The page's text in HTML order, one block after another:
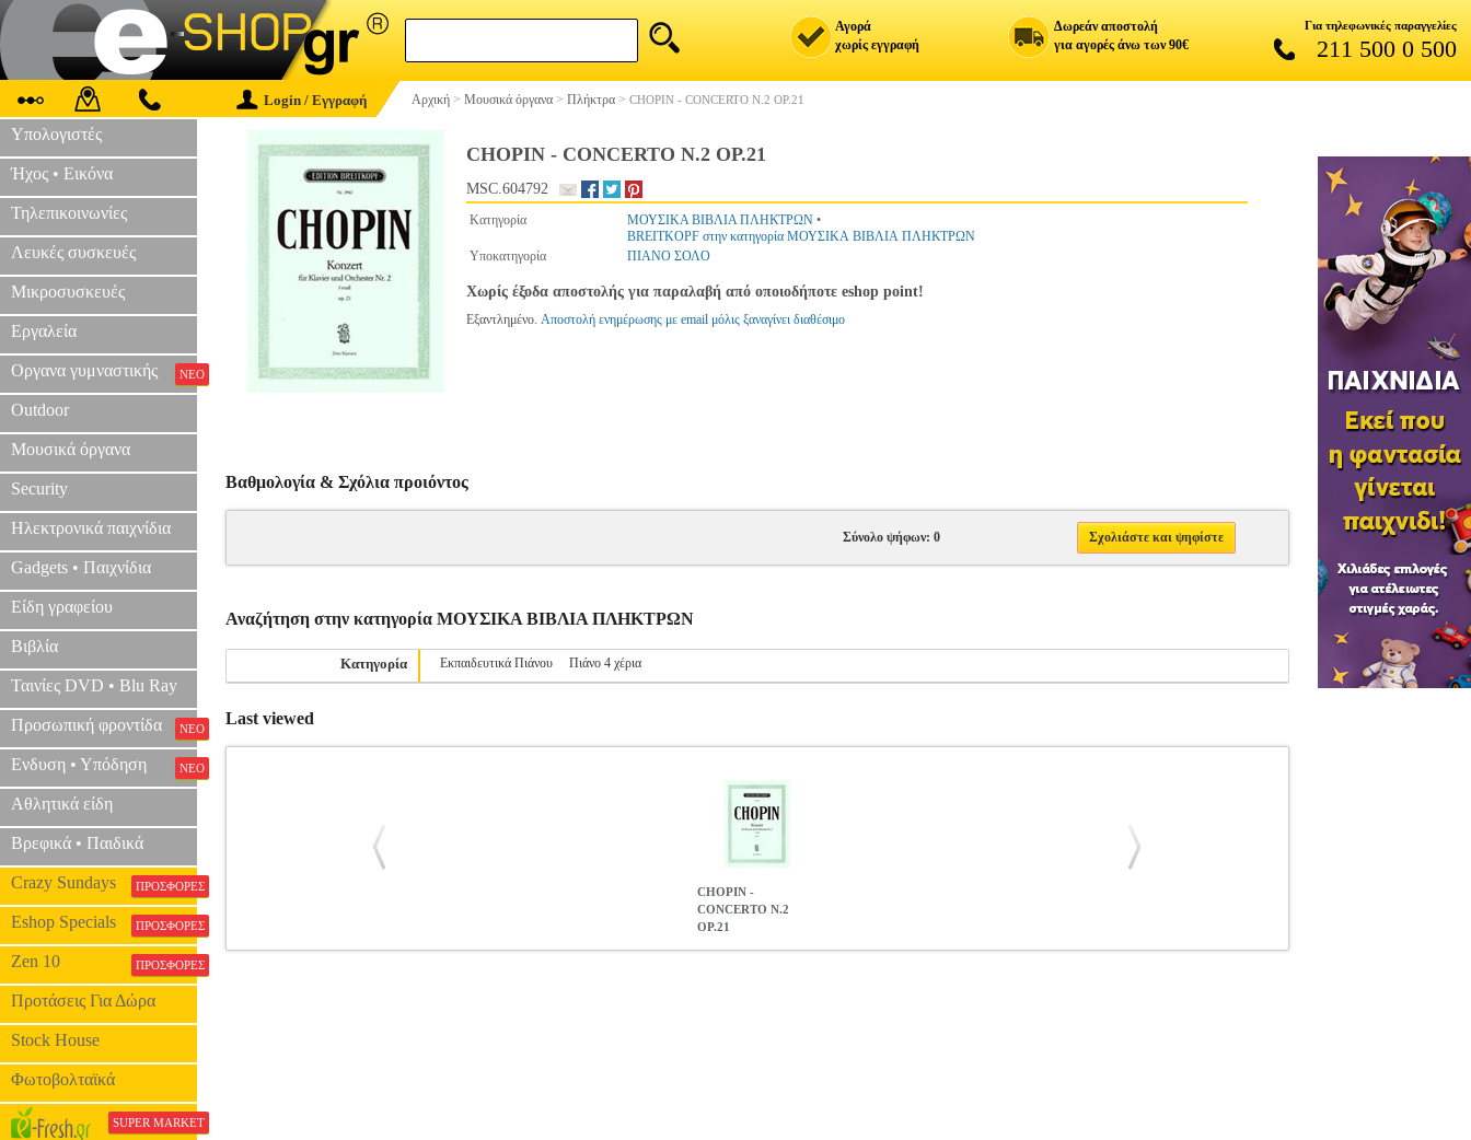
Αγορά
χωρίς εγγραφή
Δωρεάν αποστολή
για αγορές άνω των 90€
Για τηλεφωνικές παραγγελίες
211 500 0 500
Login / Εγγραφή Αρχική > Μουσικά όργανα > Πλήκτρα > CHOPIN - CONCERTO N.2 OP.21
Υπολογιστές
Ήχος • Εικόνα
Τηλεπικοινωνίες
Λευκές συσκευές
Μικροσυσκευές
Εργαλεία
Οργανα γυμναστικής ΝΕΟ
Outdoor
Μουσικά όργανα
Security
Ηλεκτρονικά παιχνίδια
Gadgets • Παιχνίδια
Είδη γραφείου
Βιβλία
Ταινίες DVD • Blu Ray
Προσωπική φροντίδα ΝΕΟ
Ενδυση • Υπόδηση ΝΕΟ
Αθλητικά είδη
Βρεφικά • Παιδικά
Crazy Sundays ΠΡΟΣΦΟΡΕΣ
Eshop Specials ΠΡΟΣΦΟΡΕΣ
Zen 10 ΠΡΟΣΦΟΡΕΣ
Προτάσεις Για Δώρα
Stock House
Φωτοβολταϊκά
SUPER MARKET
CHOPIN - CONCERTO N.2 OP.21
MSC.604792
Κατηγορία ΜΟΥΣΙΚΑ ΒΙΒΛΙΑ ΠΛΗΚΤΡΩΝ •
BREITKOPF στην κατηγορία ΜΟΥΣΙΚΑ ΒΙΒΛΙΑ ΠΛΗΚΤΡΩΝ
Υποκατηγορία
ΠΙΑΝΟ ΣΟΛΟ
Χωρίς έξοδα αποστολής για παραλαβή από οποιοδήποτε eshop point!
Εξαντλημένο. Αποστολή ενημέρωσης με email μόλις ξαναγίνει διαθέσιμο
Βαθμολογία & Σχόλια προιόντος
Σύνολο ψήφων: 0 Σχολιάστε και ψηφίστε
Αναζήτηση στην κατηγορία ΜΟΥΣΙΚΑ ΒΙΒΛΙΑ ΠΛΗΚΤΡΩΝ
Κατηγορία Εκπαιδευτικά Πιάνου Πιάνο 4 χέρια
Last viewed
CHOPIN -
CONCERTO N.2
OP.21
CHOPIN - CONCERTO N.2 OP.21